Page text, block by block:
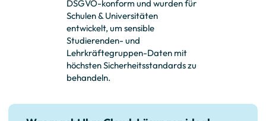
DSGVO-konform und wurden für
Schulen & Universitäten
entwickelt, um sensible
Studierenden- und
Lehrkräftegruppen-Daten mit
höchsten Sicherheitsstandards zu
behandeln.